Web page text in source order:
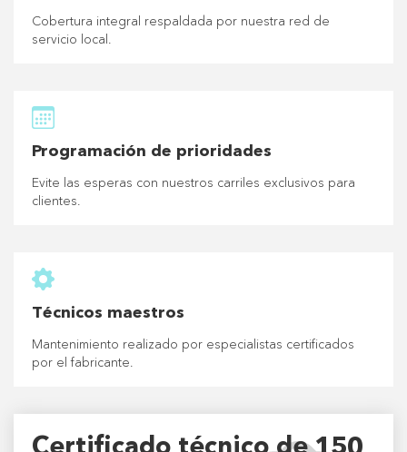
Cobertura integral respaldada por nuestra red de
servicio local.
Programación de prioridades
Evite las esperas con nuestros carriles exclusivos para
clientes.
Técnicos maestros
Mantenimiento realizado por especialistas certificados
por el fabricante.
Certificado técnico de 150